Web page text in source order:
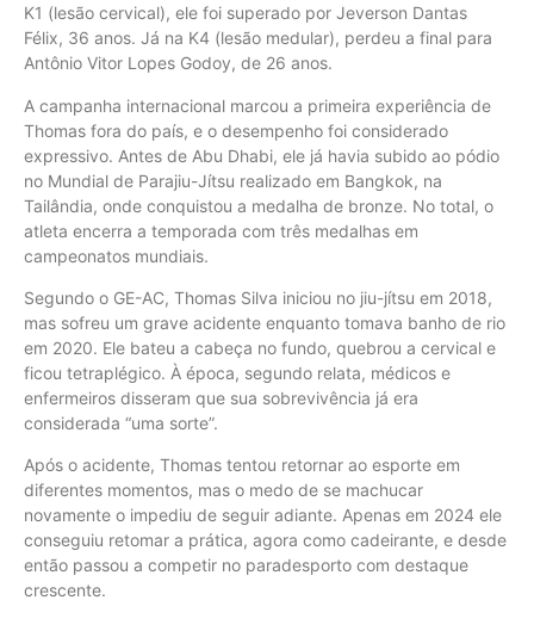
K1 (lesão cervical), ele foi superado por Jeverson Dantas
Félix, 36 anos. Já na K4 (lesão medular), perdeu a final para
Antônio Vitor Lopes Godoy, de 26 anos.
A campanha internacional marcou a primeira experiência de
Thomas fora do país, e o desempenho foi considerado
expressivo. Antes de Abu Dhabi, ele já havia subido ao pódio
no Mundial de Parajiu-Jítsu realizado em Bangkok, na
Tailândia, onde conquistou a medalha de bronze. No total, o
atleta encerra a temporada com três medalhas em
campeonatos mundiais.
Segundo o GE-AC, Thomas Silva iniciou no jiu-jítsu em 2018,
mas sofreu um grave acidente enquanto tomava banho de rio
em 2020. Ele bateu a cabeça no fundo, quebrou a cervical e
ficou tetraplégico. À época, segundo relata, médicos e
enfermeiros disseram que sua sobrevivência já era
considerada “uma sorte”.
Após o acidente, Thomas tentou retornar ao esporte em
diferentes momentos, mas o medo de se machucar
novamente o impediu de seguir adiante. Apenas em 2024 ele
conseguiu retomar a prática, agora como cadeirante, e desde
então passou a competir no paradesporto com destaque
crescente.